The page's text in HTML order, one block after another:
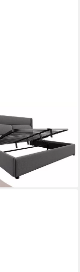
Kopfteil und
160x200cm